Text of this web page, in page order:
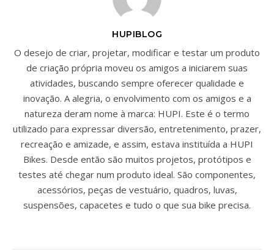
HUPIBLOG
O desejo de criar, projetar, modificar e testar um produto
de criação própria moveu os amigos a iniciarem suas
atividades, buscando sempre oferecer qualidade e
inovação. A alegria, o envolvimento com os amigos e a
natureza deram nome à marca: HUPI. Este é o termo
utilizado para expressar diversão, entretenimento, prazer,
recreação e amizade, e assim, estava instituída a HUPI
Bikes. Desde então são muitos projetos, protótipos e
testes até chegar num produto ideal. São componentes,
acessórios, peças de vestuário, quadros, luvas,
suspensões, capacetes e tudo o que sua bike precisa.